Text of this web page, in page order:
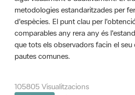
metodologies estandaritzades per
d'espècies. El punt clau per
comparables any rera any és
que tots els observadors facin el
pautes comunes.
105805 Visualitzacions